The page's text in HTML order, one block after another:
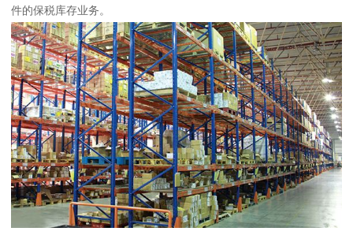
件的保税库存业务。